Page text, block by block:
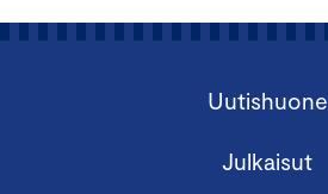
Uutishuone
Julkaisut